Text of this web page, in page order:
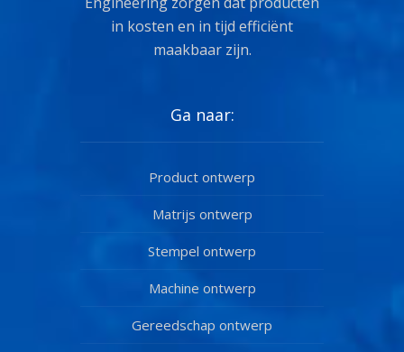
in kosten en in tijd efficiënt
maakbaar zijn.
Ga naar:
Product ontwerp
Matrijs ontwerp
Stempel ontwerp
Machine ontwerp
Gereedschap ontwerp